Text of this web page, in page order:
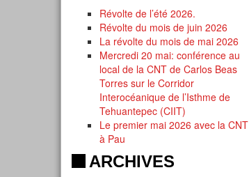
Révolte de l’été 2026.
Révolte du mois de juin 2026
La révolte du mois de mai 2026
Mercredi 20 mai: conférence au
local de la CNT de Carlos Beas
Torres sur le Corridor
Interocéanique de l’Isthme de
Tehuantepec (CIIT)
Le premier mai 2026 avec la CNT
à Pau
ARCHIVES